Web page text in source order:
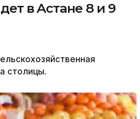
в Астане 8 и 9
столицы.